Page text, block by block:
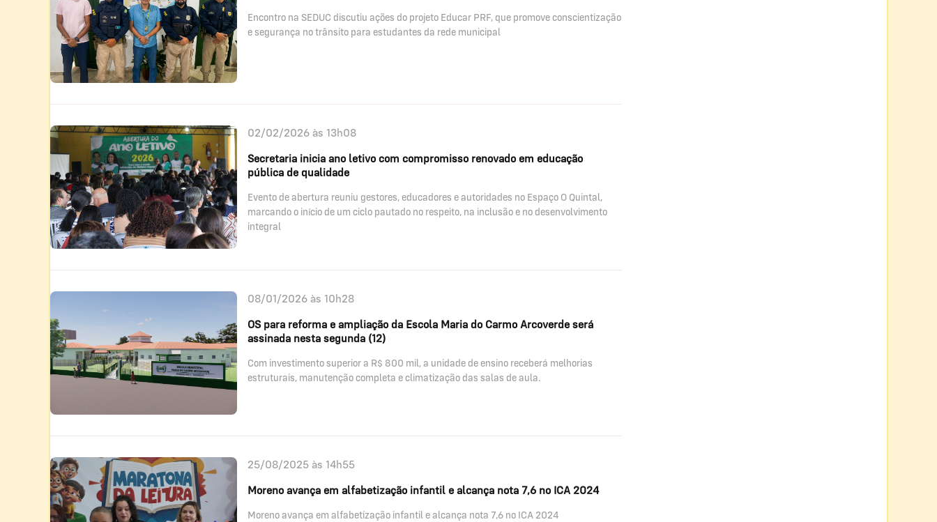
Encontro na SEDUC discutiu ações do projeto Educar PRF, que promove conscientização
e segurança no trânsito para estudantes da rede municipal
02/02/2026 às 13h08
Secretaria inicia ano letivo com compromisso renovado em educação
pública de qualidade
Evento de abertura reuniu gestores, educadores e autoridades no Espaço O Quintal,
marcando o início de um ciclo pautado no respeito, na inclusão e no desenvolvimento
integral
08/01/2026 às 10h28
OS para reforma e ampliação da Escola Maria do Carmo Arcoverde será
assinada nesta segunda (12)
Com investimento superior a R$ 800 mil, a unidade de ensino receberá melhorias
estruturais, manutenção completa e climatização das salas de aula.
25/08/2025 às 14h55
Moreno avança em alfabetização infantil e alcança nota 7,6 no ICA 2024
Moreno avança em alfabetização infantil e alcança nota 7,6 no ICA 2024